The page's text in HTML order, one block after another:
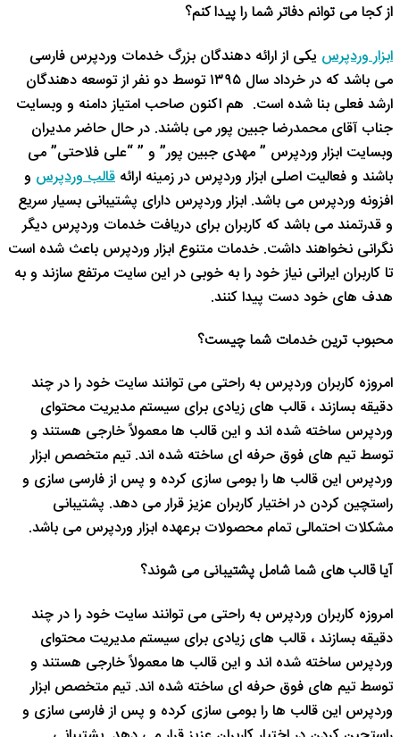
از کجا می توانم دفاتر شما را پیدا کنم؟
ابزار وردپرس یکی از ارائه دهندگان بزرگ خدمات وردپرس فارسی
می باشد که در خرداد سال ۱۳۹۵ توسط دو نفر از توسعه دهندگان
ارشد فعلی بنا شده است. هم اکنون صاحب امتیاز دامنه و وبسایت
جناب آقای محمدرضا جبین پور می باشند. در حال حاضر مدیران
وبسایت ابزار وردپرس ” مهدی جبین پور” و ” “علی فلاحتی” می
باشند و فعالیت اصلی ابزار وردپرس در زمینه ارائه قالب وردپرس و
افزونه وردپرس می باشد. ابزار وردپرس دارای پشتیبانی بسیار سریع
و قدرتمند می باشد که کاربران برای دریافت خدمات وردپرس دیگر
نگرانی نخواهند داشت. خدمات متنوع ابزار وردپرس باعث شده است
تا کاربران ایرانی نیاز خود را به خوبی در این سایت مرتفع سازند و به
هدف های خود دست پیدا کنند.
محبوب ترین خدمات شما چیست؟
امروزه کاربران وردپرس به راحتی می توانند سایت خود را در چند
دقیقه بسازند ، قالب های زیادی برای سیستم مدیریت محتوای
وردپرس ساخته شده اند و این قالب ها معمولاً خارجی هستند و
توسط تیم های فوق حرفه ای ساخته شده اند. تیم متخصص ابزار
وردپرس این قالب ها را بومی سازی کرده و پس از فارسی سازی و
راستچین کردن در اختیار کاربران عزیز قرار می دهد. پشتیبانی
مشکلات احتمالی تمام محصولات برعهده ابزار وردپرس می باشد.
آیا قالب های شما شامل پشتیبانی می شوند؟
امروزه کاربران وردپرس به راحتی می توانند سایت خود را در چند
دقیقه بسازند ، قالب های زیادی برای سیستم مدیریت محتوای
وردپرس ساخته شده اند و این قالب ها معمولاً خارجی هستند و
توسط تیم های فوق حرفه ای ساخته شده اند. تیم متخصص ابزار
وردپرس این قالب ها را بومی سازی کرده و پس از فارسی سازی و